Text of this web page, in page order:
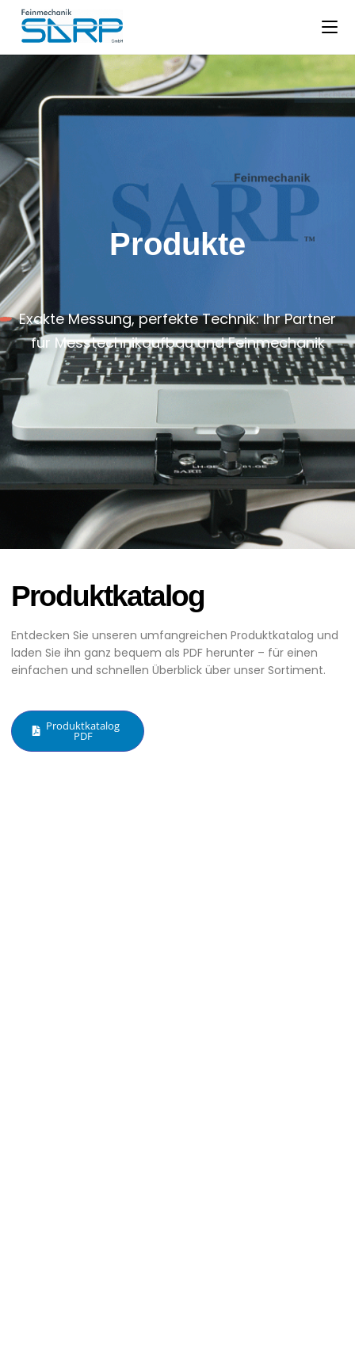
Produkte
Exakte Messung, perfekte Technik: Ihr Partner
für Messtechnikaufbau und Feinmechanik
Produktkatalog
Entdecken Sie unseren umfangreichen Produktkatalog und
laden Sie ihn ganz bequem als PDF herunter – für einen
einfachen und schnellen Überblick über unser Sortiment.
Produktkatalog
PDF